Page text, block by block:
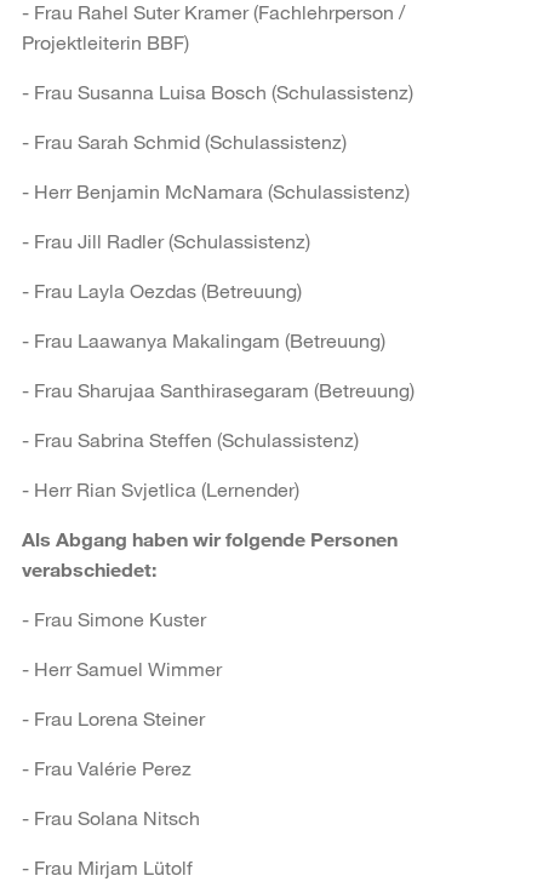
- Frau Rahel Suter Kramer (Fachlehrperson /
Projektleiterin BBF)
- Frau Susanna Luisa Bosch (Schulassistenz)
- Frau Sarah Schmid (Schulassistenz)
- Herr Benjamin McNamara (Schulassistenz)
- Frau Jill Radler (Schulassistenz)
- Frau Layla Oezdas (Betreuung)
- Frau Laawanya Makalingam (Betreuung)
- Frau Sharujaa Santhirasegaram (Betreuung)
- Frau Sabrina Steffen (Schulassistenz)
- Herr Rian Svjetlica (Lernender)
Als Abgang haben wir folgende Personen
verabschiedet:
- Frau Simone Kuster
- Herr Samuel Wimmer
- Frau Lorena Steiner
- Frau Valérie Perez
- Frau Solana Nitsch
- Frau Mirjam Lütolf